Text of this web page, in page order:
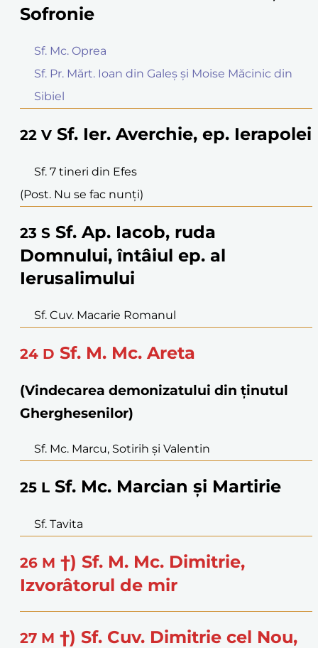
Sofronie
Sf. Mc. Oprea
Sf. Pr. Mărt. Ioan din Galeș și Moise Măcinic din
Sibiel
22 V Sf. Ier. Averchie, ep. Ierapolei
Sf. 7 tineri din Efes
(Post. Nu se fac nunți)
23 S Sf. Ap. Iacob, ruda
Domnului, întâiul ep. al
Ierusalimului
Sf. Cuv. Macarie Romanul
24 D Sf. M. Mc. Areta
(Vindecarea demonizatului din ținutul
Gherghesenilor)
Sf. Mc. Marcu, Sotirih și Valentin
25 L Sf. Mc. Marcian și Martirie
Sf. Tavita
26 M †) Sf. M. Mc. Dimitrie,
Izvorâtorul de mir
27 M †) Sf. Cuv. Dimitrie cel Nou,